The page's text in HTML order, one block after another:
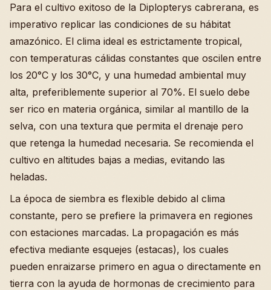
Para el cultivo exitoso de la Diplopterys cabrerana, es
imperativo replicar las condiciones de su hábitat
amazónico. El clima ideal es estrictamente tropical,
con temperaturas cálidas constantes que oscilen entre
los 20°C y los 30°C, y una humedad ambiental muy
alta, preferiblemente superior al 70%. El suelo debe
ser rico en materia orgánica, similar al mantillo de la
selva, con una textura que permita el drenaje pero
que retenga la humedad necesaria. Se recomienda el
cultivo en altitudes bajas a medias, evitando las
heladas.
La época de siembra es flexible debido al clima
constante, pero se prefiere la primavera en regiones
con estaciones marcadas. La propagación es más
efectiva mediante esquejes (estacas), los cuales
pueden enraizarse primero en agua o directamente en
tierra con la ayuda de hormonas de crecimiento para